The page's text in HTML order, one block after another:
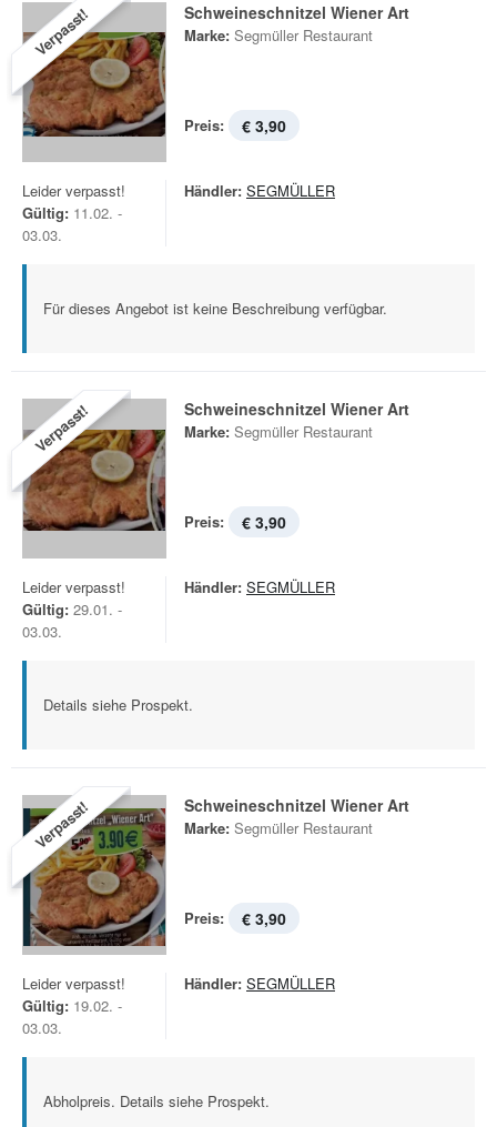
Verpasst! Schweineschnitzel Wiener Art
Marke: Segmüller Restaurant
Preis: € 3,90
Leider verpasst!
Gültig: 11.02. -
03.03.
Händler: SEGMÜLLER
Für dieses Angebot ist keine Beschreibung verfügbar.
Verpasst! Schweineschnitzel Wiener Art
Marke: Segmüller Restaurant
Preis: € 3,90
Leider verpasst!
Gültig: 29.01. -
03.03.
Händler: SEGMÜLLER
Details siehe Prospekt.
Verpasst! Schweineschnitzel Wiener Art
Marke: Segmüller Restaurant
Preis: € 3,90
Leider verpasst!
Gültig: 19.02. -
03.03.
Händler: SEGMÜLLER
Abholpreis. Details siehe Prospekt.